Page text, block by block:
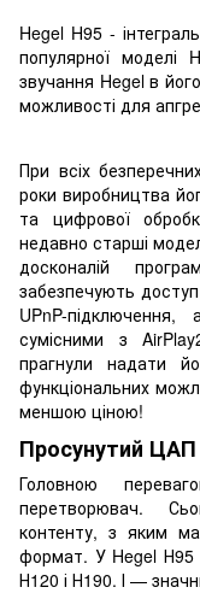
Hegel H95 -
популярної моделі
звучання Hegel в
можливості для
При всіх
роки виробництва
та цифрової
недавно старші
досконалій
забезпечують
UPnP-
сумісними з
прагнули надати
функціональних
меншою ціною!
Просунутий ЦАП
Головною
перетворювач.
контенту, з яким
формат. У Hegel Н95
Н120 і Н190. І —